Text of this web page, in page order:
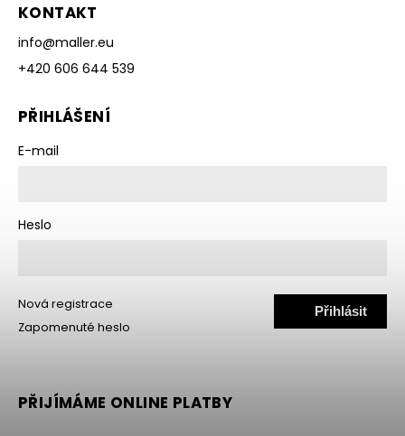
KONTAKT
info@maller.eu
+420 606 644 539
PŘIHLÁŠENÍ
E-mail
Heslo
Přihlásit
Nová registrace
Zapomenuté heslo
PŘIJÍMÁME ONLINE PLATBY